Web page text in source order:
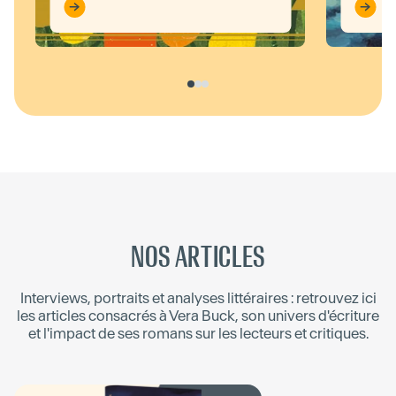
NOS ARTICLES
Interviews, portraits et analyses littéraires : retrouvez ici
les articles consacrés àVera Buck, son univers d'écriture
et l'impact de ses romans sur les lecteurs et critiques.